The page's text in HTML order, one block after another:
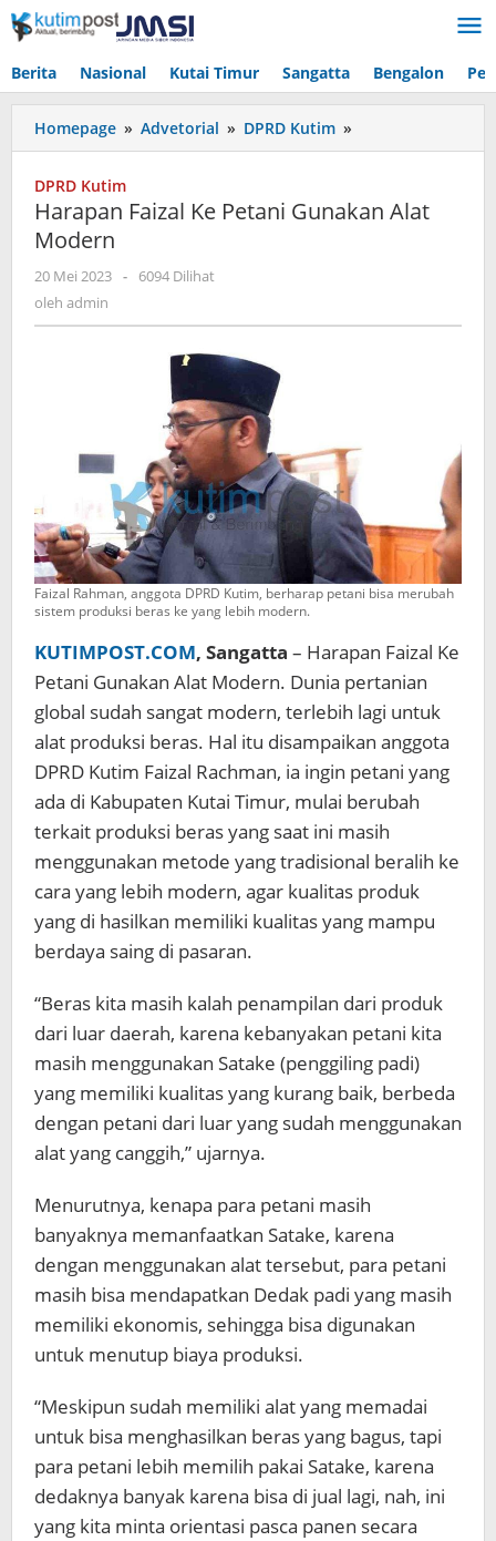
Lewati
ke
Berita Nasional Kutai Timur Sangatta Bengalon
Homepage » Advetorial » DPRD Kutim »
Faizal
Gunakan
DPRD Kutim
Harapan Faizal Ke Petani Gunakan Alat
Modern
20 Mei 2023 oleh
-
6094 Dilihat
oleh admin
Faizal Rahman, anggota DPRD Kutim, berharap petani bisa merubah
sistem produksi beras ke yang lebih modern.
KUTIMPOST.COM, Sangatta – Harapan Faizal Ke
Petani Gunakan Alat Modern. Dunia pertanian
global sudah sangat modern, terlebih lagi untuk
alat produksi beras. Hal itu disampaikan anggota
DPRD Kutim Faizal Rachman, ia ingin petani yang
ada di Kabupaten Kutai Timur, mulai berubah
terkait produksi beras yang saat ini masih
menggunakan metode yang tradisional beralih ke
cara yang lebih modern, agar kualitas produk
yang di hasilkan memiliki kualitas yang mampu
berdaya saing di pasaran.
“Beras kita masih kalah penampilan dari produk
dari luar daerah, karena kebanyakan petani kita
masih menggunakan Satake (penggiling padi)
yang memiliki kualitas yang kurang baik, berbeda
dengan petani dari luar yang sudah menggunakan
alat yang canggih,” ujarnya.
Menurutnya, kenapa para petani masih
banyaknya memanfaatkan Satake, karena
dengan menggunakan alat tersebut, para petani
masih bisa mendapatkan Dedak padi yang masih
memiliki ekonomis, sehingga bisa digunakan
untuk menutup biaya produksi.
“Meskipun sudah memiliki alat yang memadai
untuk bisa menghasilkan beras yang bagus, tapi
para petani lebih memilih pakai Satake, karena
dedaknya banyak karena bisa di jual lagi, nah, ini
yang kita minta orientasi pasca panen secara